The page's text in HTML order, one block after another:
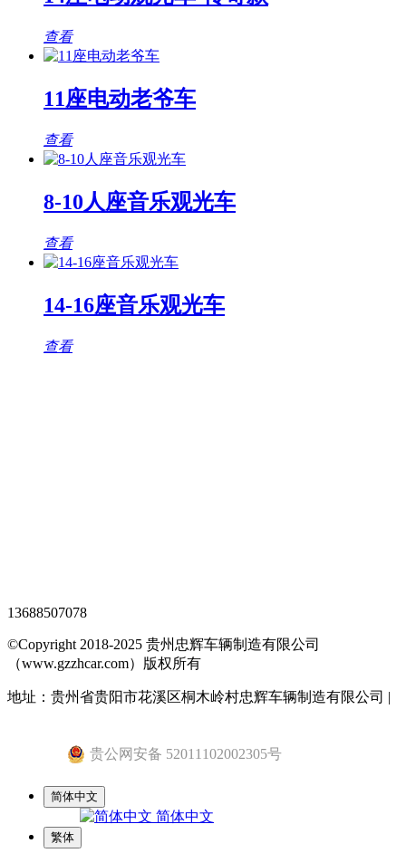
查看
11座电动老爷车
查看
8-10人座音乐观光车
查看
14-16座音乐观光车
查看
13688507078
©Copyright 2018-2025 贵州忠辉车辆制造有限公司
（www.gzzhcar.com）版权所有
地址：贵州省贵阳市花溪区桐木岭村忠辉车辆制造有限公司 |
贵公网安备 52011102002305号
简体中文
简体中文
繁体